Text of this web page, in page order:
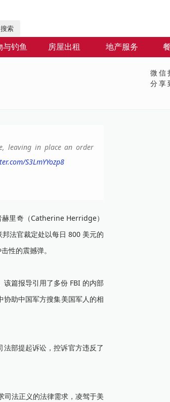
搜索
与钓鱼 房屋出租 地产服务
微信
分享
leaving in place an order
S3LmYYozp8
里奇（Catherine Herridge）
法官裁定处以每日 800 美元的
性的震撼弹。
篇报导引用了多份 FBI 的内部
助中国军方搜集美国军人的相
部提起诉讼，控诉官方违反了
法正义的法律需求，凌驾于美